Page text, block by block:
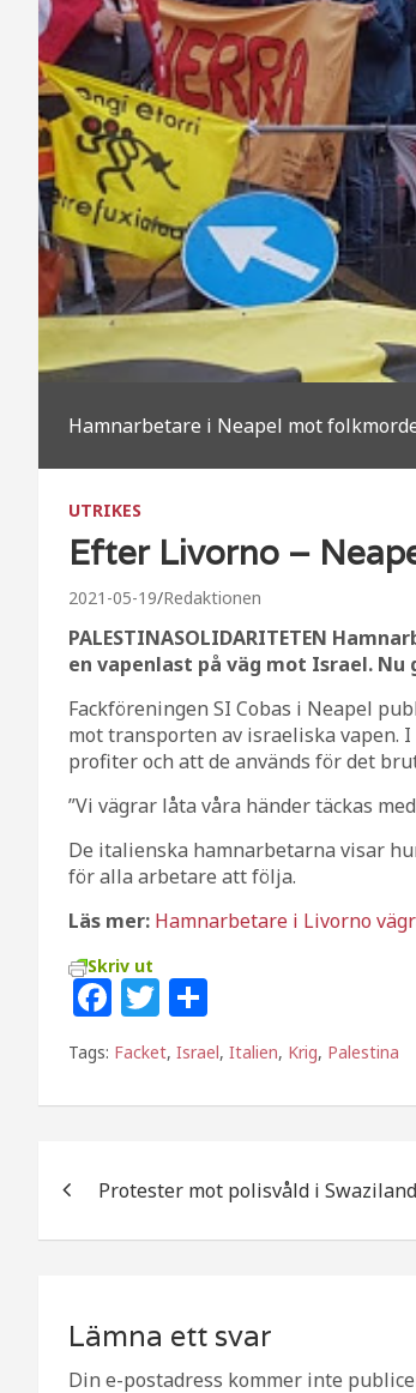
Hamnarbetare i Neapel mot
UTRIKES
Efter Livorno –
2021-05-19 Redaktionen
PALESTINASOLIDARITETEN
en vapenlast på väg mot Israel.
Fackföreningen SI Cobas i Neapel
mot transporten av israeliska vapen.
profiter och att de används för det
”Vi vägrar låta våra händer täckas
De italienska hamnarbetarna visar
för alla arbetare att följa.
Läs mer: Hamnarbetare i Livorno
Skriv ut
F
a
c
e
o
o
T
w
itt
e
el
a
Tags: Facket, Israel, Italien, Krig, Palestina
Protester mot polisvåld i Swaziland
Lämna ett svar
Din e-postadress kommer inte